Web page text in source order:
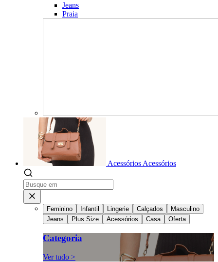
Jeans
Praia
Acessórios Acessórios
Feminino Infantil Lingerie Calçados
Masculino
Jeans
Plus Size Acessórios Casa Oferta
Categoria
Ver tudo >